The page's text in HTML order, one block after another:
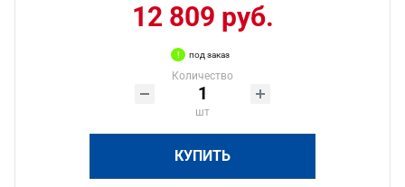
12 809 руб.
под заказ
Количество
шт
КУПИТЬ